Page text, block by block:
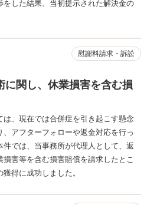
した結果、当初提示された解決金の
慰謝料請求・訴訟
に関し、休業損害を含む損
、現在では合併症を引き起こす懸念
アフターフォローや返金対応を行っ
では、当事務所が代理人として、返
害等を含む損害賠償を請求したとこ
得に成功しました。